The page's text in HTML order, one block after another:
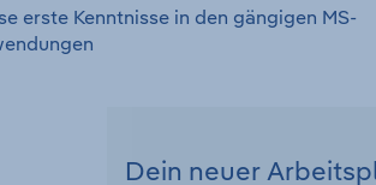
erste Kenntnisse in den gängigen MS-
Dein neuer